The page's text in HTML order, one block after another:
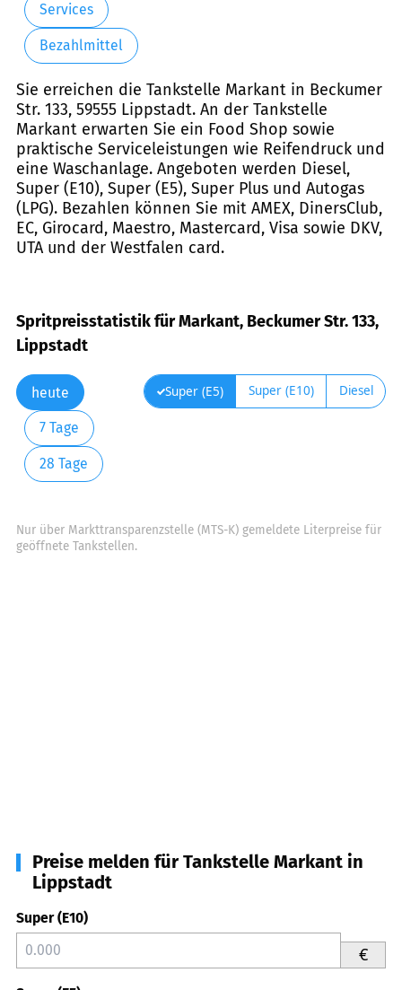
Services
Bezahlmittel
Sie erreichen die Tankstelle Markant in Beckumer
Str. 133, 59555 Lippstadt. An der Tankstelle
Markant erwarten Sie ein Food Shop sowie
praktische Serviceleistungen wie Reifendruck und
eine Waschanlage. Angeboten werden Diesel,
Super (E10), Super (E5), Super Plus und Autogas
(LPG). Bezahlen können Sie mit AMEX, DinersClub,
EC, Girocard, Maestro, Mastercard, Visa sowie DKV,
UTA und der Westfalen card.
Spritpreisstatistik für Markant, Beckumer Str. 133,
Lippstadt
heute
7 Tage
28 Tage
Super (E5) Super (E10) Diesel
Nur über Markttransparenzstelle (MTS-K) gemeldete Literpreise für
geöffnete Tankstellen.
Preise melden für Tankstelle Markant in
Lippstadt
Super (E10)
€